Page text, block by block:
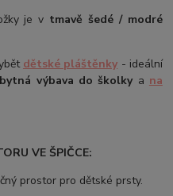
je v tmavě šedé / modré
dětské pláštěnky - ideální
výbava do školkya na
VE ŠPIČCE:
prostor pro dětské prsty.